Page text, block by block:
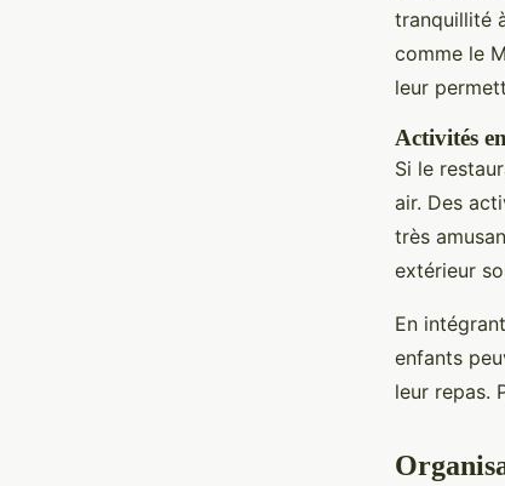
tranquillité
comme le
leur
Activités
Si le
air. Des
très
extérieur
En
enfants
leur repas.